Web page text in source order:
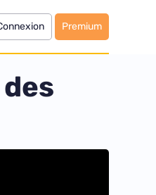
Premium